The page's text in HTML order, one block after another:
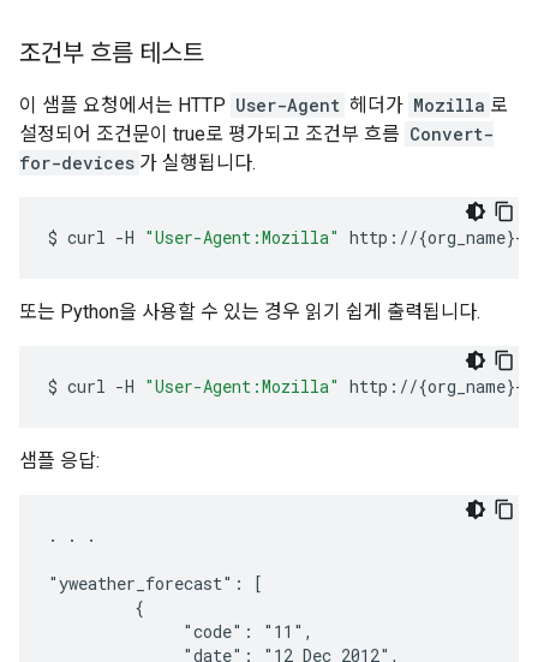
조건부 흐름 테스트
이 샘플 요청에서는 HTTP User-Agent 헤더가 Mozilla 로
설정되어 조건문이 true로 평가되고 조건부 흐름 Convert-
for-devices 가 실행됩니다.
$ curl -H "User-Agent:Mozilla" http://{org_name}-
또는 Python을 사용할 수 있는 경우 읽기 쉽게 출력됩니다.
$ curl -H "User-Agent:Mozilla" http://{org_name}-
샘플 응답:
. . .
"yweather_forecast": [
         {
              "code": "11",
              "date": "12 Dec 2012",